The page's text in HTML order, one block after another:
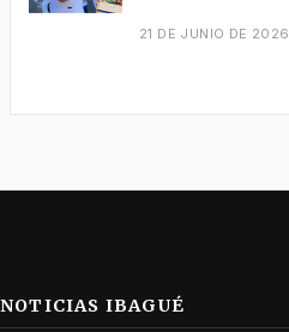
21 DE JUNIO DE 2026
NOTICIAS IBAGUÉ